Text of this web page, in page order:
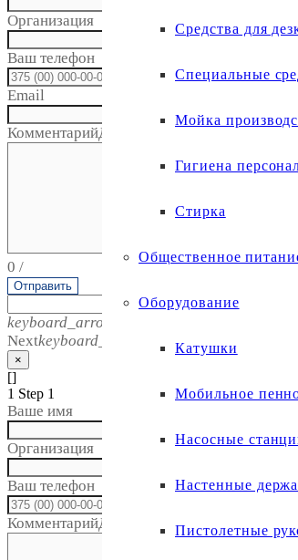
Средства для
Специальные
Мойка
Гигиена
Стирка
Общественное
Оборудование
Катушки
Мобильное
Насосные
Настенные
Пистолетные
Организация
Ваш телефон
Email
email
КомментарийДополнительные сведения
0 /
Отправить
keyboard_arrow_left
Nextkeyboard_arrow_right
×
[]
1 Step 1
Ваше имя
Организация
Ваш телефон
КомментарийДополнительные сведения